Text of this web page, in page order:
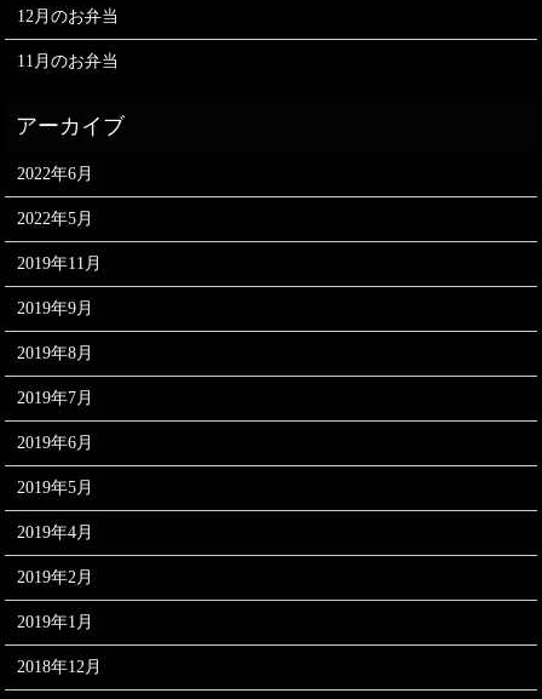
12月のお弁当
11月のお弁当
2022年6月
2022年5月
2019年11月
2019年9月
2019年8月
2019年7月
2019年6月
2019年5月
2019年4月
2019年2月
2019年1月
2018年12月